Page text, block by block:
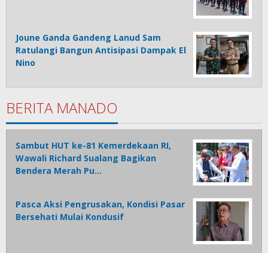
Joune Ganda Gandeng Lanud Sam
Ratulangi Bangun Antisipasi Dampak El
Nino
BERITA MANADO
Sambut HUT ke-81 Kemerdekaan RI,
Wawali Richard Sualang Bagikan
Bendera Merah Pu…
Pasca Aksi Pengrusakan, Kondisi Pasar
Bersehati Mulai Kondusif